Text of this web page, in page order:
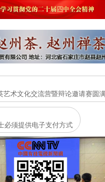
艺术文化交流营暨辩论邀请赛圆
必须提供电子支付方式